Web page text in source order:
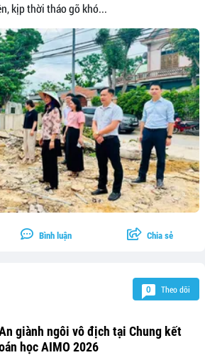
kịp thời tháo gỡ khó...
Bình luận Chia sẻ
0 Theo dõi
giành ngôi vô địch tại Chung kết
học AIMO 2026